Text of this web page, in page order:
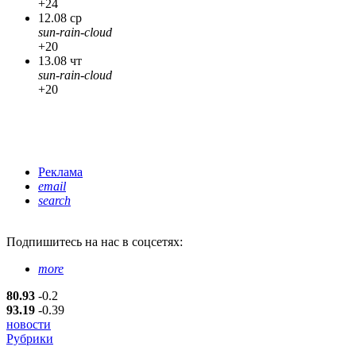
+24
12.08 ср
sun-rain-cloud
+20
13.08 чт
sun-rain-cloud
+20
Реклама
email
search
Подпишитесь на нас в соцсетях:
more
80.93 -0.2
93.19 -0.39
новости
Рубрики